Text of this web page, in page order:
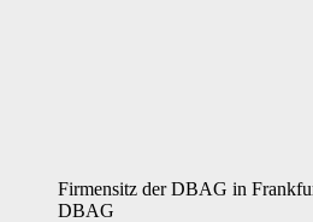
Firmensitz der DBAG in
DBAG